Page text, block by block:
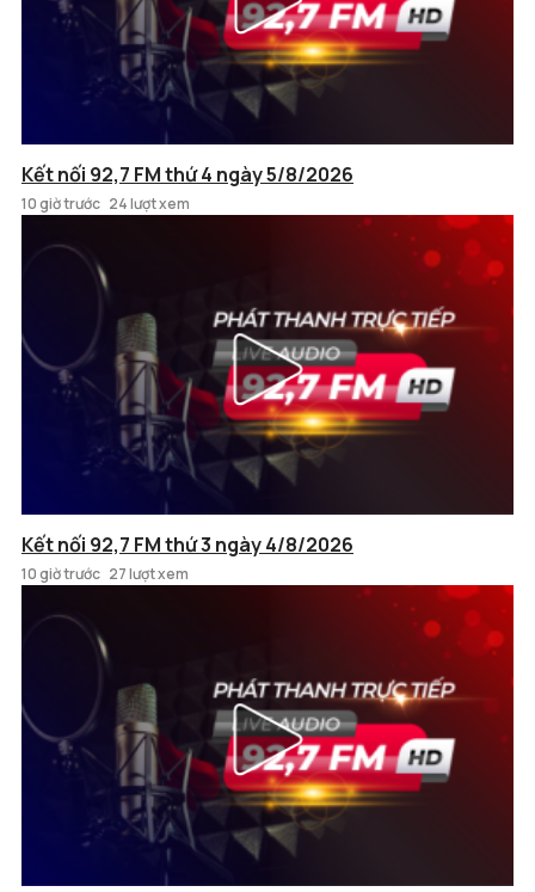
Kết nối 92,7 FM thứ 4 ngày 5/8/2026
10 giờ trước 24 lượt xem
Kết nối 92,7 FM thứ 3 ngày 4/8/2026
10 giờ trước 27 lượt xem